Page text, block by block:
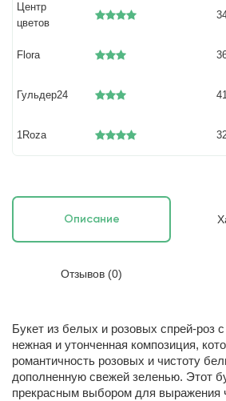
Центр
цветов
Flora
Гульдер24
1Roza
Описание
Отзывов (0)
Букет из белых и розовых спрей-роз
нежная и утонченная композиция,
романтичность розовых и чистоту
дополненную свежей зеленью. Этот
прекрасным выбором для выражения